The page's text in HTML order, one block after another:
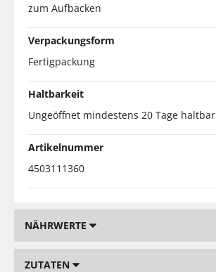
zum Aufbacken
Verpackungsform
Fertigpackung
Haltbarkeit
Ungeöffnet mindestens 20 Tage haltbar
Artikelnummer
4503111360
NÄHRWERTE
ZUTATEN